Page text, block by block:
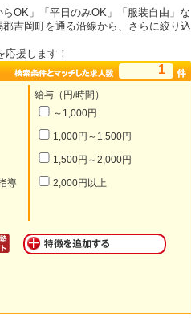
OK」「平日のみOK」「服装自由」な
吉岡町を通る沿線から、さらに絞り込
援します！
1
導
給与（円/時間）
～1,000円
1,000円～1,500円
1,500円～2,000円
2,000円以上